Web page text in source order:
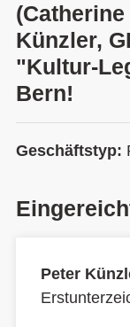
Künzler,
"Kultur-
Bern!
Geschäftstyp:
Peter